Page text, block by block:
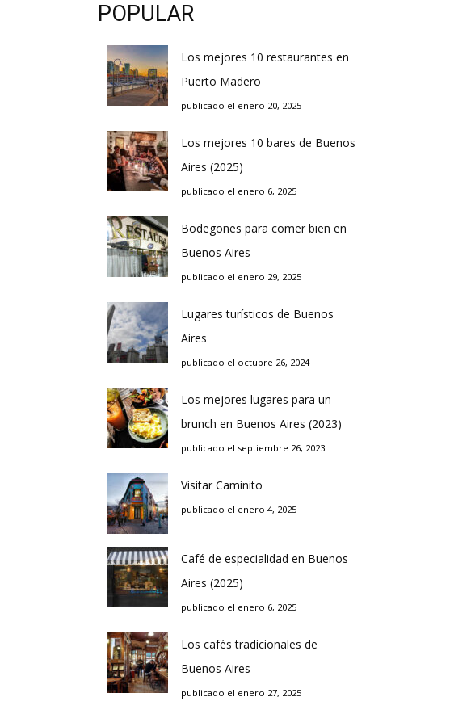
POPULAR
Los mejores 10 restaurantes en
Puerto Madero
publicado el enero 20, 2025
Los mejores 10 bares de Buenos
Aires (2025)
publicado el enero 6, 2025
Bodegones para comer bien en
Buenos Aires
publicado el enero 29, 2025
Lugares turísticos de Buenos
Aires
publicado el octubre 26, 2024
Los mejores lugares para un
brunch en Buenos Aires (2023)
publicado el septiembre 26, 2023
Visitar Caminito
publicado el enero 4, 2025
Café de especialidad en Buenos
Aires (2025)
publicado el enero 6, 2025
Los cafés tradicionales de
Buenos Aires
publicado el enero 27, 2025